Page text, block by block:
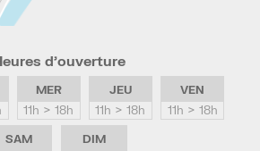
d’ouverture
MER
11h > 18h
JEU
11h > 18h
VEN
11h > 18h
SAM
DIM